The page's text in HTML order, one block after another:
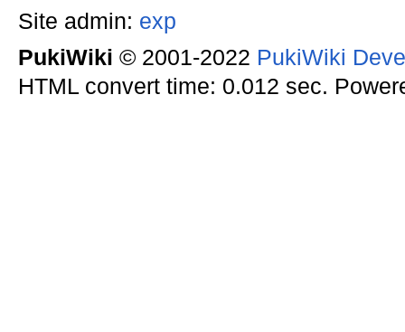
Site admin: exp
PukiWiki © 2001-2022 PukiWiki
HTML convert time: 0.012 sec.